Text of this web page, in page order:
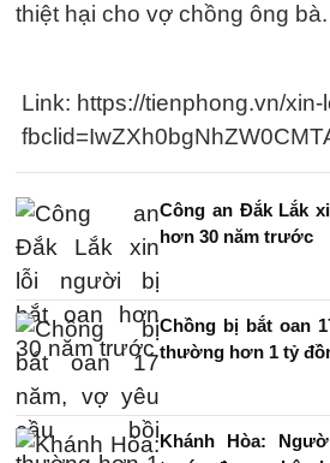
thiệt hại cho vợ chồng ông bà.
Link: https://tienphong.vn/
Công an Đắk Lắk
hơn 30 năm trước
Chồng bị bắt oan
thường hơn 1 tỷ
Khánh Hòa: